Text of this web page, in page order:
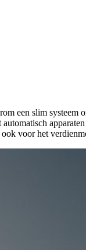
een slim systeem
voor het